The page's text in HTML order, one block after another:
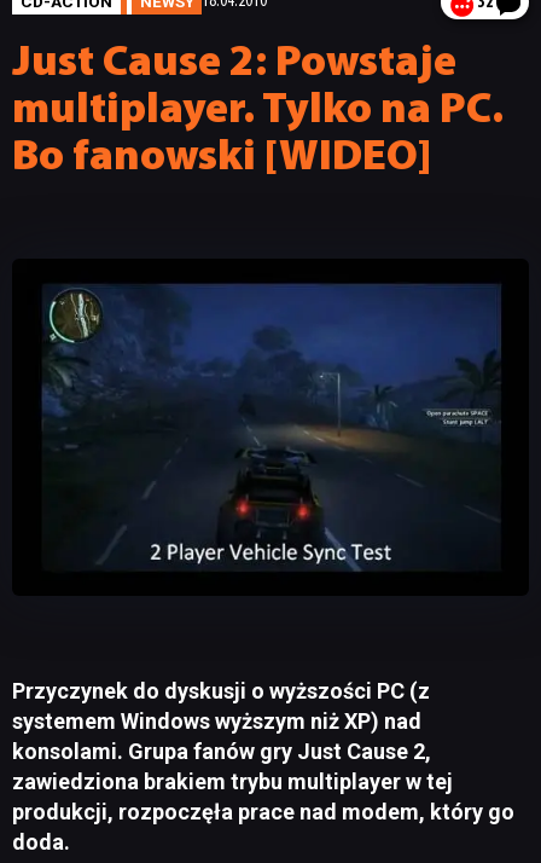
Just Cause 2: Powstaje
multiplayer. Tylko na PC.
Bo fanowski [WIDEO]
Przyczynek do dyskusji o wyższości PC (z
systemem Windows wyższym niż XP) nad
konsolami. Grupa fanów gry Just Cause 2,
zawiedziona brakiem trybu multiplayer w tej
produkcji, rozpoczęła prace nad modem, który go
doda.